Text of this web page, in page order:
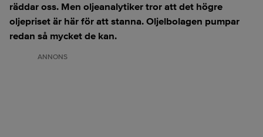
räddar oss. Men oljeanalytiker tror att det högre
oljepriset är här för att stanna. Oljelbolagen pumpar
redan så mycket de kan.
ANNONS